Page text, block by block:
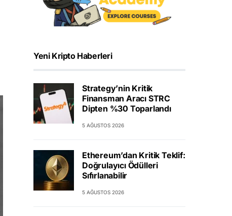
Yeni Kripto Haberleri
Strategy’nin Kritik
Finansman Aracı STRC
Dipten %30 Toparlandı
5 AĞUSTOS 2026
Ethereum’dan Kritik Teklif:
Doğrulayıcı Ödülleri
Sıfırlanabilir
5 AĞUSTOS 2026